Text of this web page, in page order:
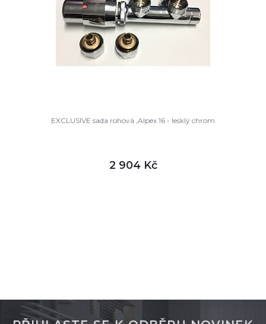
EXCLUSIVE sada rohová ,Alpex 16 - lesklý chrom
2 904 Kč